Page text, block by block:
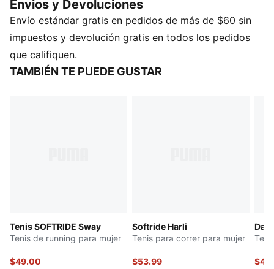
original de ojales y costuras decorativas, disfruta de la
moda sin renunciar a la comodidad. Estos nuevos
tenis de running SOFTRIDE Mayve cumplen.
CARACTERÍSTICAS Y BENEFICIOS
Cubierta fabricada con al menos un 20% de
Drop de talón a punta: 9mm
Producto recomendado para su uso en superficies
firmes y lisas
Envios y Devoluciones
Envío estándar gratis en pedidos de más de $60 sin
impuestos y devolución gratis en todos los pedidos
que califiquen.
TAMBIÉN TE PUEDE GUSTAR
Tenis SOFTRIDE Sway
Tenis de running para mujer
$49.00
Softride Harli
Tenis para correr para mujer
$53.99